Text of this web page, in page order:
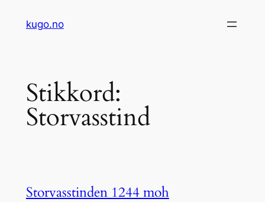
kugo.no
Stikkord:
Storvasstind
Storvasstinden 1244 moh